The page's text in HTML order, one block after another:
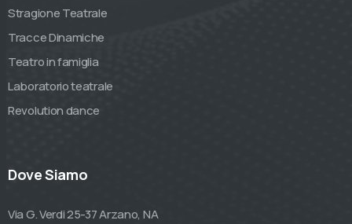
Stragione Teatrale
Tracce Dinamiche
Teatro in famiglia
Laboratorio teatrale
Revolution dance
Dove Siamo
Via G. Verdi 25-37 Arzano, NA